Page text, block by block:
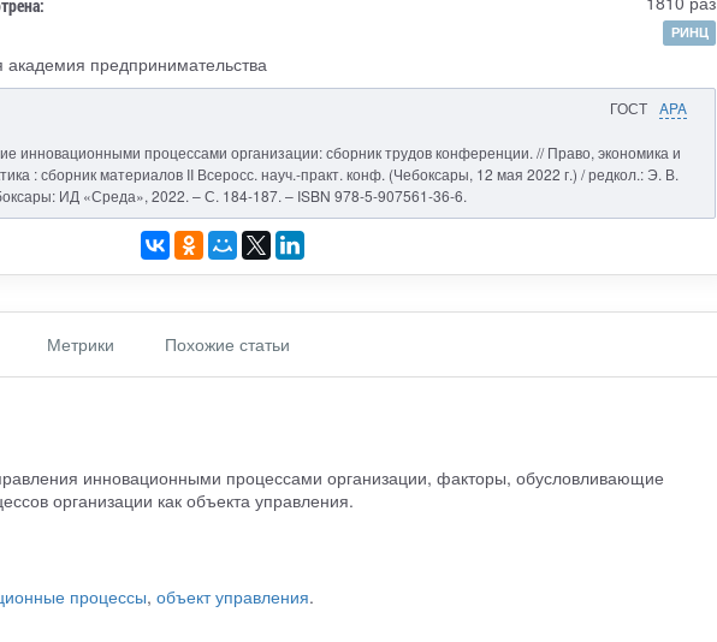
РИНЦ
академия предпринимательства
ГОСТ APA
инновационными процессами организации: сборник трудов конференции. // Право, экономика и
: сборник материалов II Всеросс. науч.-практ. конф. (Чебоксары, 12 мая 2022 г.) / редкол.: Э. В.
ИД «Среда», 2022. – С. 184-187. – ISBN 978-5-907561-36-6.
Метрики Похожие статьи
инновационными процессами организации, факторы, обусловливающие
организации как объекта управления.
процессы, объект управления.